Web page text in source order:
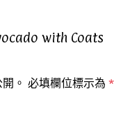
with Coats
。 必填欄位標示為 *